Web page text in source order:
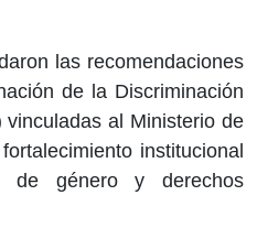
las recomendaciones
de la Discriminación
al Ministerio de
institucional
de género y derechos